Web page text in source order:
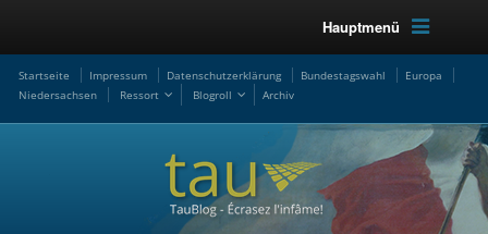
Hauptmenü
Startseite Impressum Datenschutzerklärung Bundestagswahl
Europa
Niedersachsen
Ressort Blogroll Archiv